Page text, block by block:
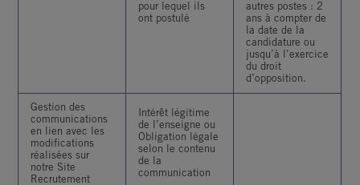
pour lequel ils
ont postulé
autres postes : 2
ans à compter de
la date de la
candidature ou
jusqu’à l’exercice
du droit
d’opposition.
Gestion des
communications
en lien avec les
modifications
réalisées sur
notre Site
Recrutement
Intérêt légitime
de l’enseigne ou
Obligation légale
selon le contenu
de la
communication